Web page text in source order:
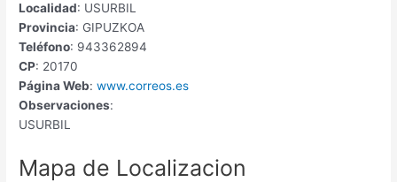
Localidad: USURBIL
Provincia: GIPUZKOA
Teléfono: 943362894
CP: 20170
Página Web: www.correos.es
Observaciones:
USURBIL
Mapa de Localizacion